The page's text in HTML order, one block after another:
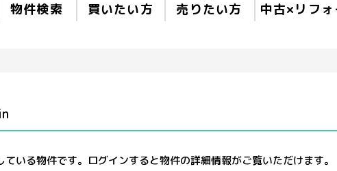
物件検索 買いたい方 売りたい方 中古×リフ
いる物件です。ログインすると物件の詳細情報がご覧いただけます。